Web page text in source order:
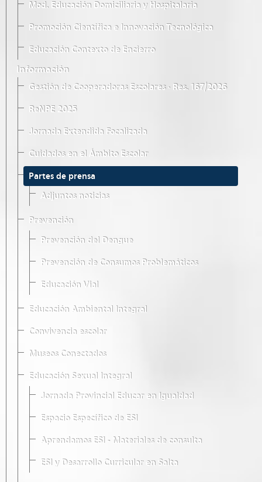
Mod. Educación Domiciliaria y Hospitalaria
Promoción Científica e Innovación Tecnológica
Educación Contexto de Encierro
Información
Gestión de Cooperadoras Escolares · Res. 167/2026
ReNPE 2025
Jornada Extendida Focalizada
Cuidados en el Ámbito Escolar
Partes de prensa
Adjuntos noticias
Prevención
Prevención del Dengue
Prevención de Consumos Problemáticos
Educación Vial
Educación Ambiental Integral
Convivencia escolar
Museos Conectados
Educación Sexual Integral
Jornada Provincial Educar en Igualdad
Espacio Específico de ESI
Aprendamos ESI - Materiales de consulta
ESI y Desarrollo Curricular en Salta